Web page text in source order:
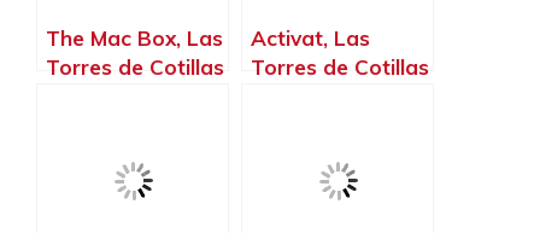
The Mac Box, Las
Torres de Cotillas
Activat, Las
Torres de Cotillas